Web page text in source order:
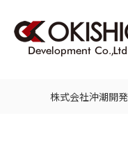
株式会社沖潮開発